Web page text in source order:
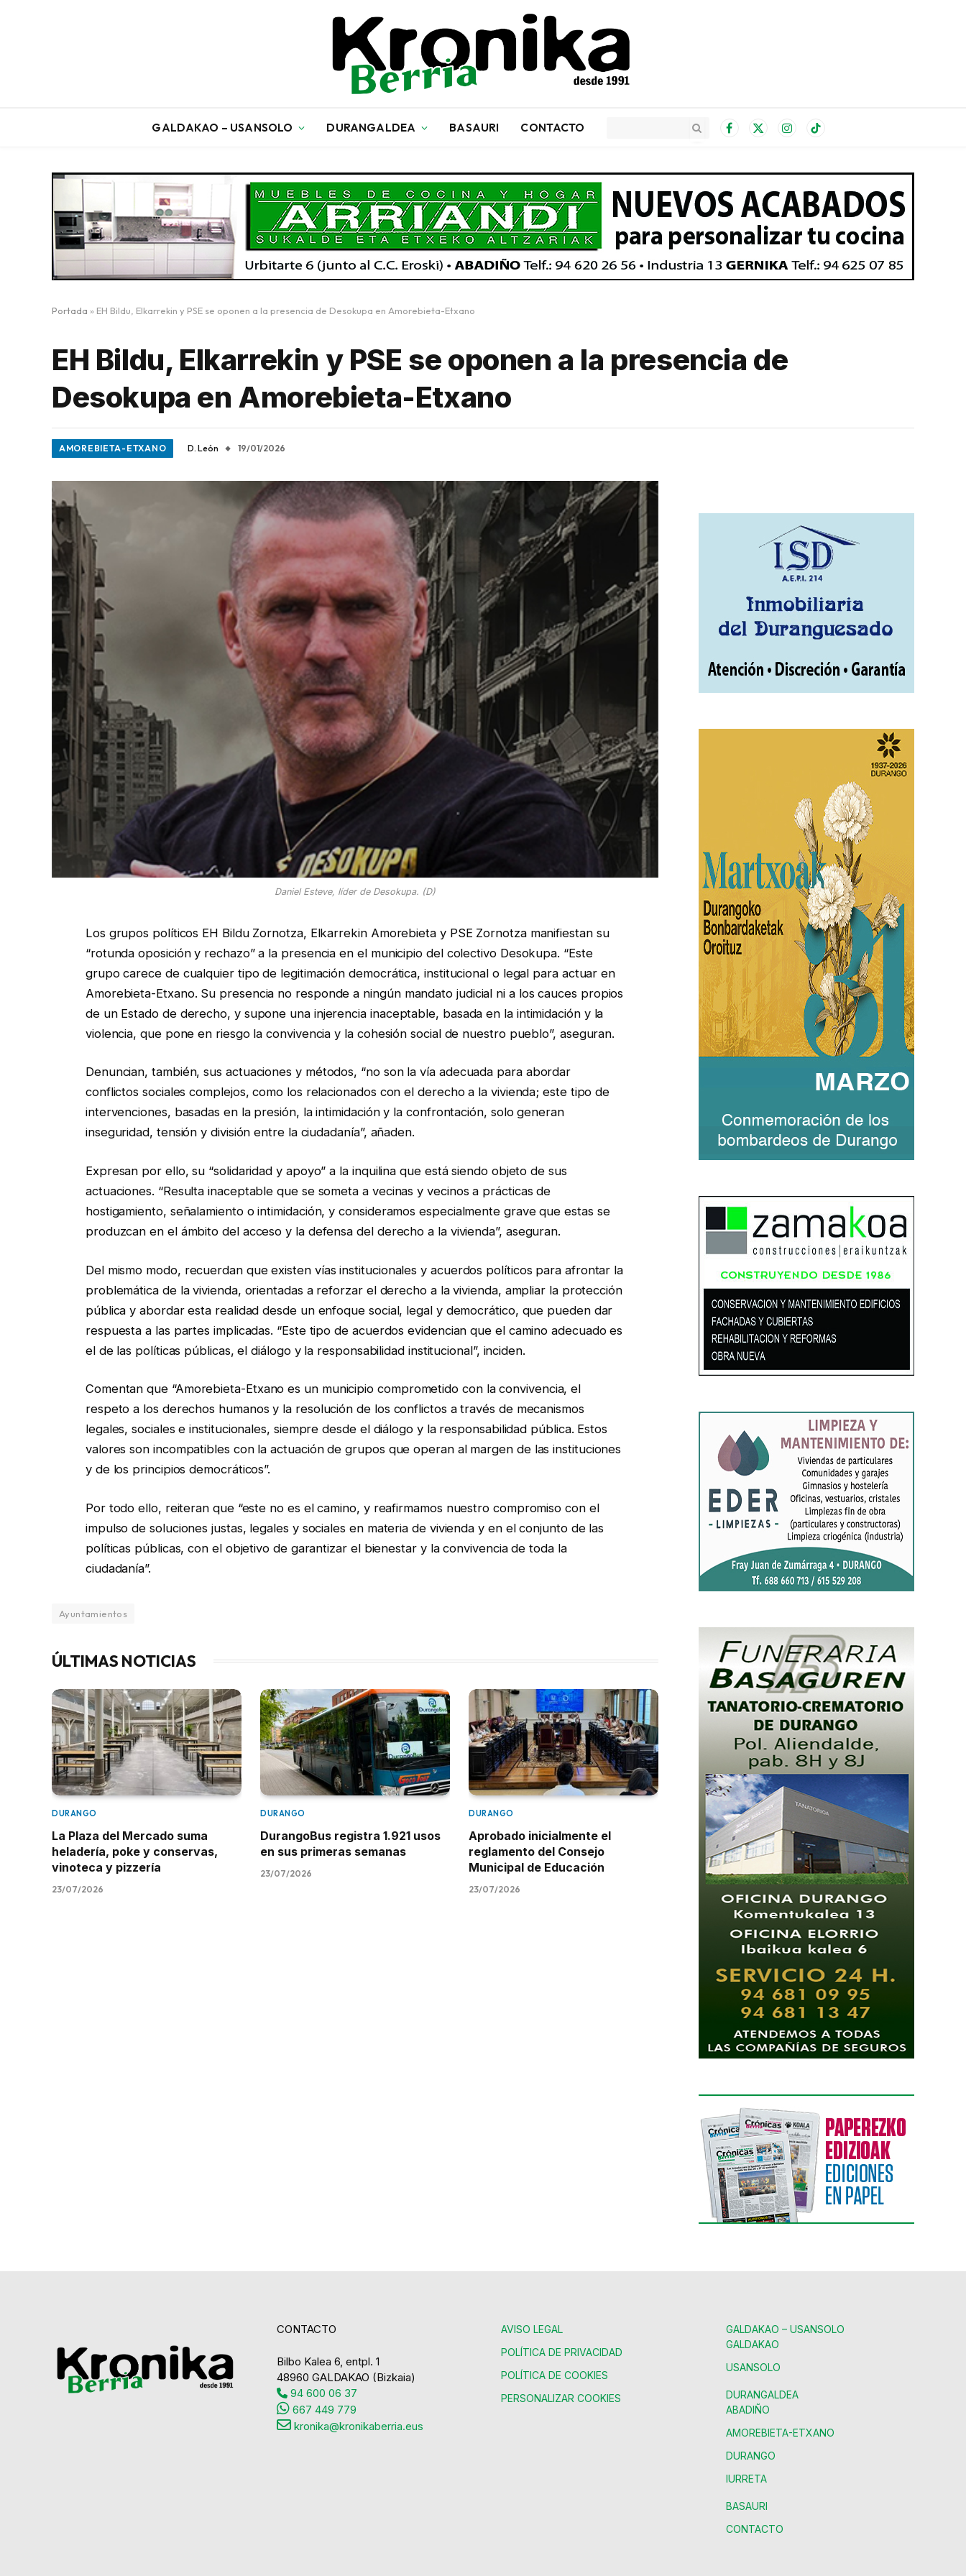
GALDAKAO – USANSOLO DURANGALDEA BASAURI CONTACTO Facebook
X
InstagramTikTok
Portada » EH Bildu, Elkarrekin y PSE se oponen a la presencia de Desokupa en Amorebieta-Etxano
EH Bildu, Elkarrekin y PSE se oponen a la presencia de
Desokupa en Amorebieta-Etxano
AMOREBIETA-ETXANO D. León 19/01/2026
Daniel Esteve, líder de Desokupa. (D)
Los grupos políticos EH Bildu Zornotza, Elkarrekin Amorebieta y PSE Zornotza manifiestan su
“rotunda oposición y rechazo” a la presencia en el municipio del colectivo Desokupa. “Este
grupo carece de cualquier tipo de legitimación democrática, institucional o legal para actuar en
Amorebieta-Etxano. Su presencia no responde a ningún mandato judicial ni a los cauces propios
de un Estado de derecho, y supone una injerencia inaceptable, basada en la intimidación y la
violencia, que pone en riesgo la convivencia y la cohesión social de nuestro pueblo”, aseguran.
Denuncian, también, sus actuaciones y métodos, “no son la vía adecuada para abordar
conflictos sociales complejos, como los relacionados con el derecho a la vivienda; este tipo de
intervenciones, basadas en la presión, la intimidación y la confrontación, solo generan
inseguridad, tensión y división entre la ciudadanía”, añaden.
Expresan por ello, su “solidaridad y apoyo” a la inquilina que está siendo objeto de sus
actuaciones. “Resulta inaceptable que se someta a vecinas y vecinos a prácticas de
hostigamiento, señalamiento o intimidación, y consideramos especialmente grave que estas se
produzcan en el ámbito del acceso y la defensa del derecho a la vivienda”, aseguran.
Del mismo modo, recuerdan que existen vías institucionales y acuerdos políticos para afrontar la
problemática de la vivienda, orientadas a reforzar el derecho a la vivienda, ampliar la protección
pública y abordar esta realidad desde un enfoque social, legal y democrático, que pueden dar
respuesta a las partes implicadas. “Este tipo de acuerdos evidencian que el camino adecuado es
el de las políticas públicas, el diálogo y la responsabilidad institucional”, inciden.
Comentan que “Amorebieta-Etxano es un municipio comprometido con la convivencia, el
respeto a los derechos humanos y la resolución de los conflictos a través de mecanismos
legales, sociales e institucionales, siempre desde el diálogo y la responsabilidad pública. Estos
valores son incompatibles con la actuación de grupos que operan al margen de las instituciones
y de los principios democráticos”.
Por todo ello, reiteran que “este no es el camino, y reafirmamos nuestro compromiso con el
impulso de soluciones justas, legales y sociales en materia de vivienda y en el conjunto de las
políticas públicas, con el objetivo de garantizar el bienestar y la convivencia de toda la
ciudadanía”.
Ayuntamientos
ÚLTIMAS NOTICIAS
DURANGO
La Plaza del Mercado suma
heladería, poke y conservas,
vinoteca y pizzería
23/07/2026
DURANGO
DurangoBus registra 1.921 usos
en sus primeras semanas
23/07/2026
DURANGO
Aprobado inicialmente el
reglamento del Consejo
Municipal de Educación
23/07/2026
CONTACTO
Bilbo Kalea 6, entpl. 1
48960 GALDAKAO (Bizkaia)
94 600 06 37
667 449 779
kronika@kronikaberria.eus
AVISO LEGAL
POLÍTICA DE PRIVACIDAD
POLÍTICA DE COOKIES
PERSONALIZAR COOKIES
GALDAKAO – USANSOLO
GALDAKAO
USANSOLO
DURANGALDEA
ABADIÑO
AMOREBIETA-ETXANO
DURANGO
IURRETA
BASAURI
CONTACTO